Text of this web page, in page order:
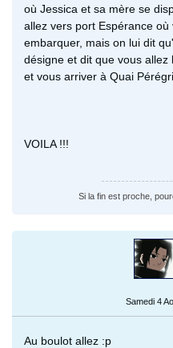
où Jessica et sa mère se
allez vers port Espérance
embarquer, mais on lui dit
désigne et dit que vous
et vous arriver à Quai
VOILA !!!
Si la fin est proche,
Samedi 4
Au boulot allez :p